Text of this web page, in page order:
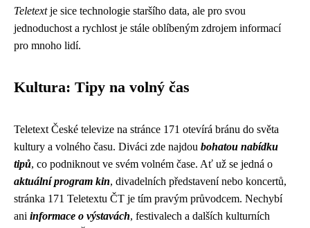
Teletextje sice technologie staršího data, ale pro svou
jednoduchost a rychlost je stále oblíbeným zdrojem informací
pro mnoho lidí.
Kultura: Tipy na volný čas
Teletext České televize na stránce 171 otevírá bránu do světa
kultury a volného času. Diváci zde najdou bohatou nabídku
tipů, co podniknout ve svém volném čase. Ať už se jedná o
aktuální program kin, divadelních představení nebo koncertů,
stránka 171 Teletextu ČT je tím pravým průvodcem. Nechybí
ani informace o výstavách, festivalech a dalších kulturních